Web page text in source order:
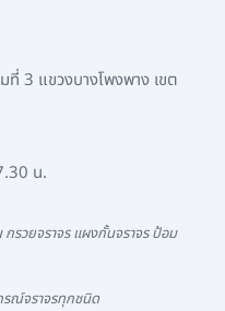
3 แขวงบางโพงพาง เขต
น.
รวยจราจร แผงกั้นจราจร ป้อม
รณ์จราจรทุกชนิด